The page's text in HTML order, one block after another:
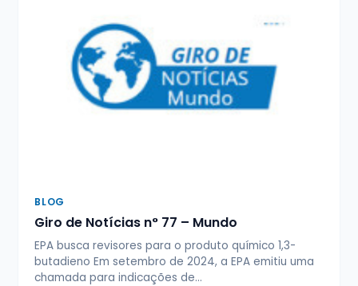
BLOG
Giro de Notícias n° 77 – Mundo
EPA busca revisores para o produto químico 1,3-
butadieno Em setembro de 2024, a EPA emitiu uma
chamada para indicações de…